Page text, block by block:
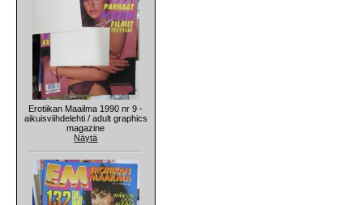
Erotiikan Maailma 1990 nr 9 -
aikuisviihdelehti / adult graphics
magazine
Näytä